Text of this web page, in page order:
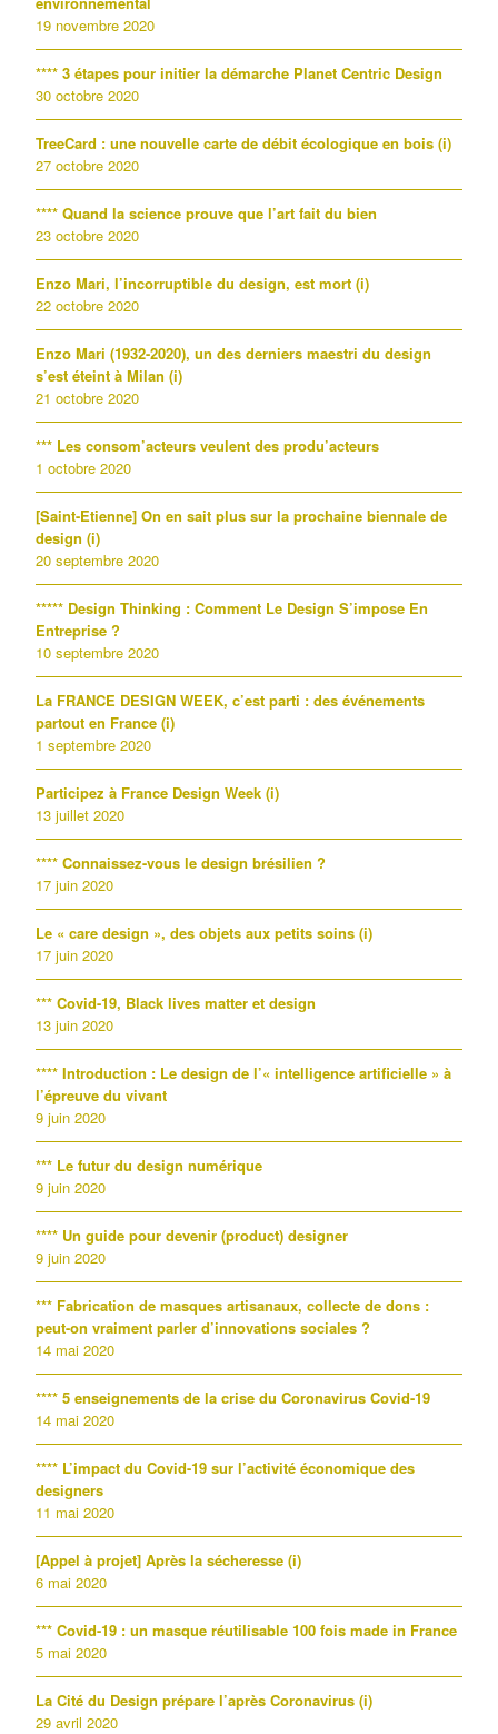
19 novembre 2020
**** 3 étapes pour initier la démarche Planet Centric Design
30 octobre 2020
TreeCard : une nouvelle carte de débit écologique en bois (i)
27 octobre 2020
**** Quand la science prouve que l’art fait du bien
23 octobre 2020
Enzo Mari, l’incorruptible du design, est mort (i)
22 octobre 2020
Enzo Mari (1932-2020), un des derniers maestri du design
s’est éteint à Milan (i)
21 octobre 2020
*** Les consom’acteurs veulent des produ’acteurs
1 octobre 2020
[Saint-Etienne] On en sait plus sur la prochaine biennale de
design (i)
20 septembre 2020
***** Design Thinking : Comment Le Design S’impose En
Entreprise ?
10 septembre 2020
La FRANCE DESIGN WEEK, c’est parti : des événements
partout en France (i)
1 septembre 2020
Participez à France Design Week (i)
13 juillet 2020
**** Connaissez-vous le design brésilien ?
17 juin 2020
Le « care design », des objets aux petits soins (i)
17 juin 2020
*** Covid-19, Black lives matter et design
13 juin 2020
**** Introduction : Le design de l’« intelligence artificielle » à
l’épreuve du vivant
9 juin 2020
*** Le futur du design numérique
9 juin 2020
**** Un guide pour devenir (product) designer
9 juin 2020
*** Fabrication de masques artisanaux, collecte de dons :
peut-on vraiment parler d’innovations sociales ?
14 mai 2020
**** 5 enseignements de la crise du Coronavirus Covid-19
14 mai 2020
**** L’impact du Covid-19 sur l’activité économique des
designers
11 mai 2020
[Appel à projet] Après la sécheresse (i)
6 mai 2020
*** Covid-19 : un masque réutilisable 100 fois made in France
5 mai 2020
La Cité du Design prépare l’après Coronavirus (i)
29 avril 2020